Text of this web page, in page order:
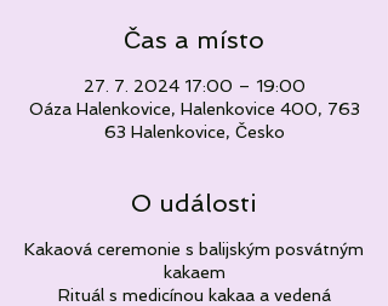
Čas a místo
27. 7. 2024 17:00 – 19:00
Oáza Halenkovice, Halenkovice 400, 763
63 Halenkovice, Česko
O události
Kakaová ceremonie s balijským posvátným
kakaem
Rituál s medicínou kakaa a vedená